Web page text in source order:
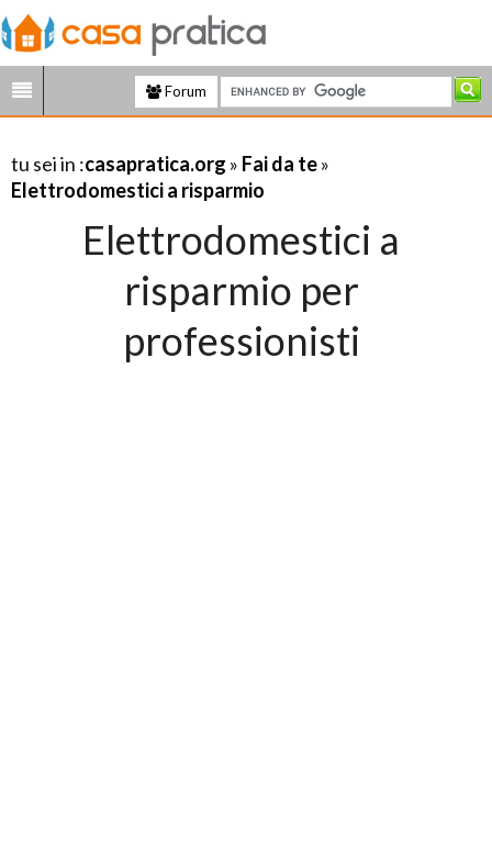
Forum
tu sei in :casapratica.org » Fai da te»
Elettrodomestici a risparmio
Elettrodomestici a
risparmio per
professionisti